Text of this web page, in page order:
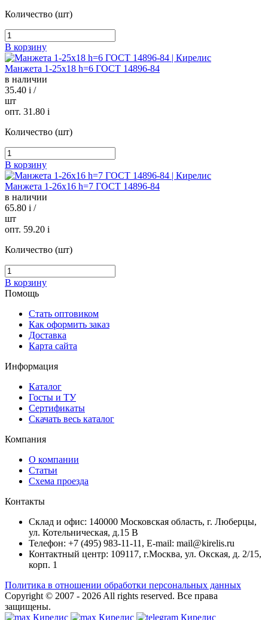
Количество (шт)
В корзину
Манжета 1-25х18 h=6 ГОСТ 14896-84
в наличии
35.40 i /
шт
опт. 31.80 i
Количество (шт)
В корзину
Манжета 1-26х16 h=7 ГОСТ 14896-84
в наличии
65.80 i /
шт
опт. 59.20 i
Количество (шт)
В корзину
Помощь
Стать оптовиком
Как оформить заказ
Доставка
Карта сайта
Информация
Каталог
Госты и ТУ
Сертификаты
Скачать весь каталог
Компания
О компании
Статьи
Схема проезда
Контакты
Склад и офис: 140000 Московская область, г. Люберцы,
ул. Котельническая, д.15 В
Телефон: +7 (495) 983-11-11, Е-mail: mail@kirelis.ru
Контактный центр: 109117, г.Москва, ул. Окская, д. 2/15,
корп. 1
Политика в отношении обработки персональных данных
Copyright © 2007 - 2026 All rights reserved. Все права
защищены.